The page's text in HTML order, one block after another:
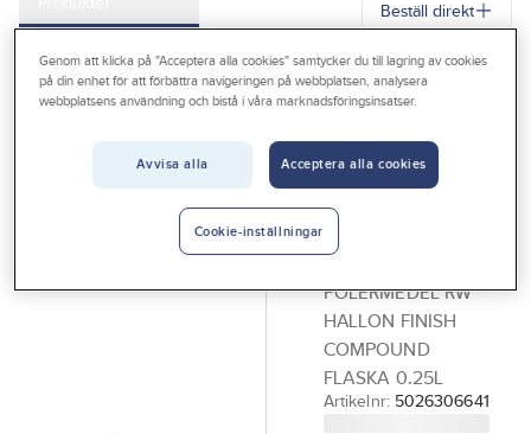
Outlet
Beställ direkt
Gelia Produkter
Gelia Förnödenheter & Förbrukning
Rengöring och städ
Polermedel
GÖRDETMEDRW
Polermedel
Compound
POLERMEDEL RW
HALLON FINISH
COMPOUND
FLASKA 0.25L
Artikelnr: 5026306641
Genom att klicka på "Acceptera alla cookies" samtycker du till lagring av cookies
på din enhet för att förbättra navigeringen på webbplatsen, analysera
webbplatsens användning och bistå i våra marknadsföringsinsatser.
Avvisa alla Acceptera alla cookies
Cookie-inställningar